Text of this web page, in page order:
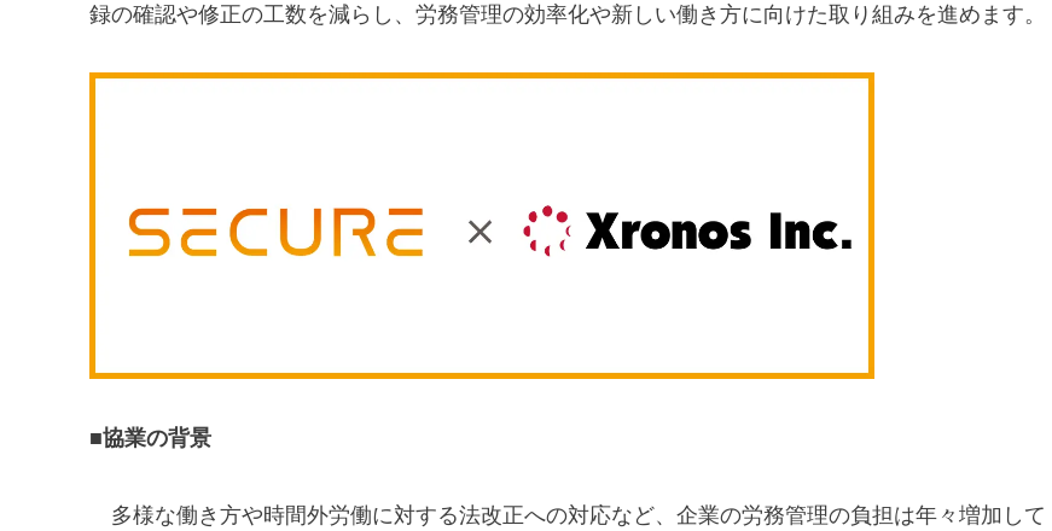
録の確認や修正の工数を減らし、労務管理の効率化や新しい働き方に向けた取り組みを進めます。
■協業の背景
多様な働き方や時間外労働に対する法改正への対応など、企業の労務管理の負担は年々増加して